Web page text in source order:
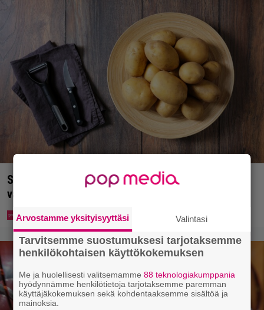
Syötkö perunoita näin? Tutkijat löysivät yhteyden
vakavaan kansansairauteen
Arvostamme yksityisyyttäsi Valintasi
Tarvitsemme suostumuksesi tarjotaksemme
henkilökohtaisen käyttökokemuksen
Me ja huolellisesti valitsemamme88 teknologiakumppania
hyödynnämme henkilötietoja tarjotaksemme paremman
käyttäjäkokemuksen sekä kohdentaaksemme sisältöä ja
mainoksia.